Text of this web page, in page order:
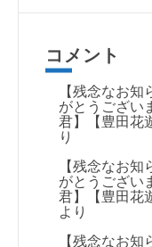
コメント
【残念なお
がとうござ
君】【豊田花
り
【残念なお
がとうござ
君】【豊田花
より
【残念なお